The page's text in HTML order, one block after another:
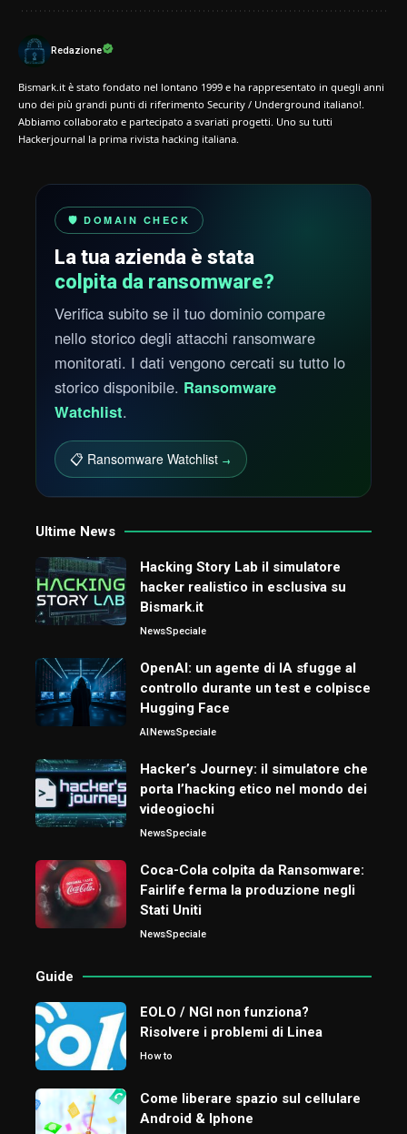
Redazione
Bismark.it è stato fondato nel lontano 1999 e ha rappresentato in quegli anni
uno dei più grandi punti di riferimento Security / Underground italiano!.
Abbiamo collaborato e partecipato a svariati progetti. Uno su tutti
Hackerjournal la prima rivista hacking italiana.
🛡️ DOMAIN CHECK
La tua azienda è stata
colpita da ransomware?
Verifica subito se il tuo dominio compare
nello storico degli attacchi ransomware
monitorati. I dati vengono cercati su tutto lo
storico disponibile. Ransomware
Watchlist.
📋 Ransomware Watchlist →
Ultime News
Hacking Story Lab il simulatore
hacker realistico in esclusiva su
Bismark.it
NewsSpeciale
OpenAI: un agente di IA sfugge al
controllo durante un test e colpisce
Hugging Face
AINewsSpeciale
Hacker’s Journey: il simulatore che
porta l’hacking etico nel mondo dei
videogiochi
NewsSpeciale
Coca-Cola colpita da Ransomware:
Fairlife ferma la produzione negli
Stati Uniti
NewsSpeciale
Guide
EOLO / NGI non funziona?
Risolvere i problemi di Linea
How to
Come liberare spazio sul cellulare
Android & Iphone